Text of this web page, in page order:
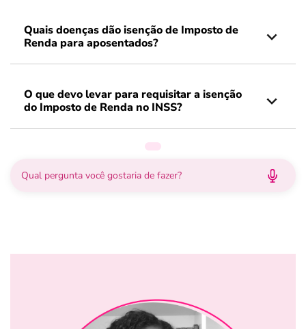
Quais doenças dão isenção de Imposto de
Renda para aposentados?
O que devo levar para requisitar a isenção
do Imposto de Renda no INSS?